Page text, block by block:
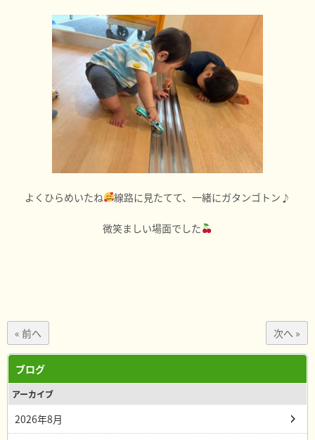
よくひらめいたね 線路に見たてて、一緒にガタンゴトン♪
微笑ましい場面でした
« 前へ 次へ »
ブログ
アーカイブ
2026年8月